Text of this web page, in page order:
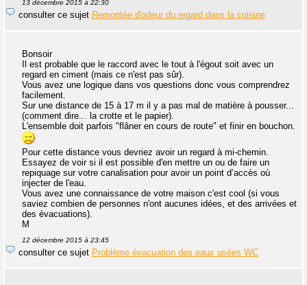
13 décembre 2015 à 22:30
consulter ce sujet Remontée d'odeur du regard dans la cuisine
Bonsoir
Il est probable que le raccord avec le tout à l'égout soit avec un
regard en ciment (mais ce n'est pas sûr).
Vous avez une logique dans vos questions donc vous comprendrez
facilement.
Sur une distance de 15 à 17 m il y a pas mal de matière à pousser...
(comment dire... la crotte et le papier).
L'ensemble doit parfois "flâner en cours de route" et finir en bouchon.
Pour cette distance vous devriez avoir un regard à mi-chemin.
Essayez de voir si il est possible d'en mettre un ou de faire un
repiquage sur votre canalisation pour avoir un point d’accès où
injecter de l'eau.
Vous avez une connaissance de votre maison c'est cool (si vous
saviez combien de personnes n'ont aucunes idées, et des arrivées et
des évacuations).
M
12 décembre 2015 à 23:45
consulter ce sujet Problème évacuation des eaux usées WC